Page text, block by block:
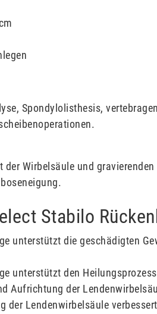
Spondylolisthesis,
Wirbelsäule und
Stabilo
unterstützt die geschädigten
unterstützt den
Aufrichtung der
der Lendenwirbelsäule